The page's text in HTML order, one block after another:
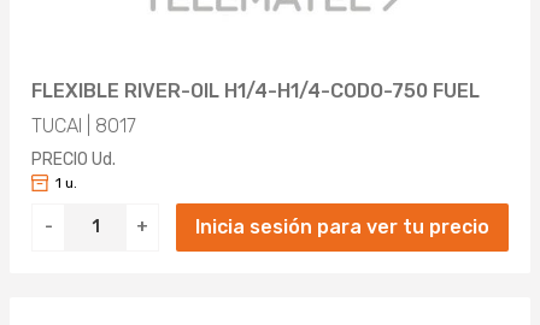
FLEXIBLE RIVER-OIL H1/4-H1/4-CODO-750 FUEL
TUCAI | 8017
PRECIO Ud.
- +
1 u.
Inicia sesión para ver tu precio